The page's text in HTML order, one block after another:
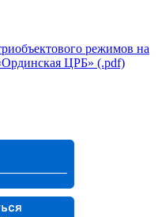
режимов на
ЦРБ» (.pdf)